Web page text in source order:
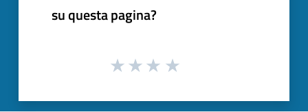
su questa pagina?